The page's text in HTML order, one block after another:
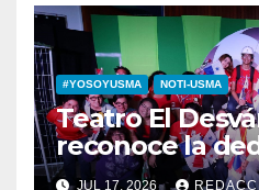
#YOSOYUSMA NOTI-USMA
Teatro El
reconoce la
susJUL 17, 2026